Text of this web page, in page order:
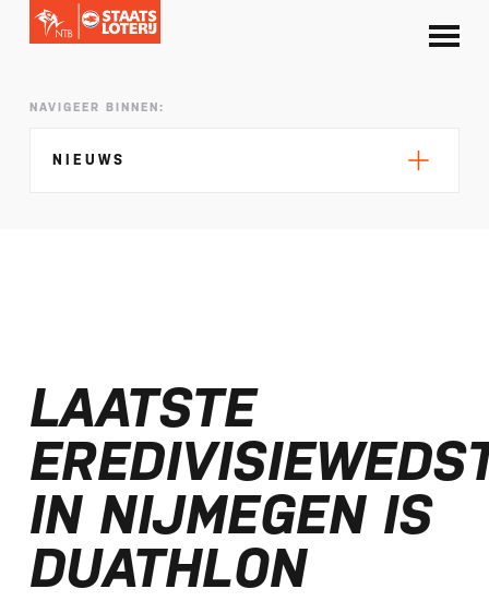
NAVIGEER BINNEN:
NIEUWS
Selectie EK lange afstand Almere bekend
Kalenders T50 en T100 World Championship
Tour 2027 bekend
NTB ontvangt bijdrage van Nederlandse
Loterij​
ALLE NIEUWSBERICHTEN
LAATSTE
IN NIJMEGEN IS
DUATHLON